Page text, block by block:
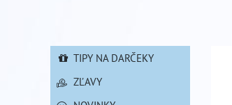
TIPY NA DARČEKY
ZĽAVY